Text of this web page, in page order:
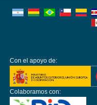
Con el apoyo de:
Colaboramos con: